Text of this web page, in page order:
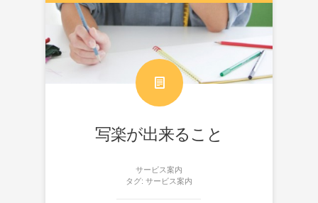
写楽が出来ること
サービス案内
タグ: サービス案内